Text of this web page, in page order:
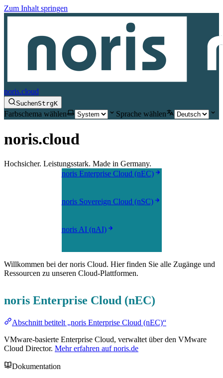
Zum Inhalt springen
noris.cloud
SuchenStrgK
Farbschema wählen Sprache wählen
noris.cloud
Hochsicher. Leistungsstark. Made in Germany.
noris Enterprise Cloud (nEC)
noris Sovereign Cloud (nSC)
noris AI (nAI)
Willkommen bei der noris Cloud. Hier finden Sie alle Zugänge und
Ressourcen zu unseren Cloud-Plattformen.
noris Enterprise Cloud (nEC)
Abschnitt betitelt „noris Enterprise Cloud (nEC)“
VMware-basierte Enterprise Cloud, verwaltet über den VMware
Cloud Director. Mehr erfahren auf noris.de
Dokumentation